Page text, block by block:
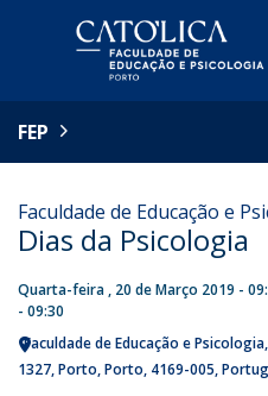
FEP
Faculdade de Educação e
Dias da Psicologia
Quarta-feira , 20 de Março 2019 -
- 09:30
Faculdade de Educação e Psicologia
1327 Porto Porto 4169-005